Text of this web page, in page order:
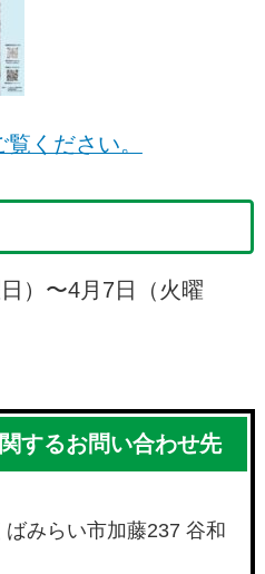
ください。
）〜4月7日（火曜
するお問い合わせ先
みらい市加藤237 谷和